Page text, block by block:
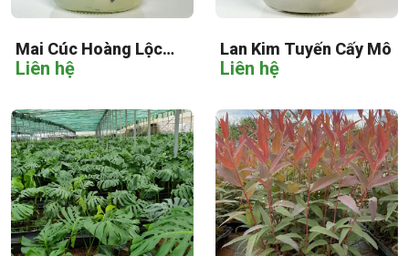
Mai Cúc Hoàng Lộc
Cấy Mô
Liên hệ
Lan Kim Tuyến Cấy Mô
Liên hệ